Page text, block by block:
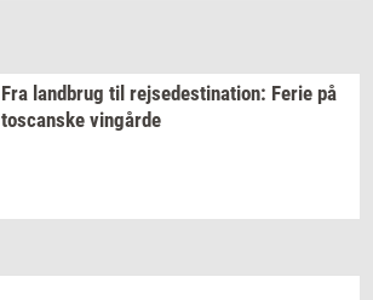
Fra land­brug til rej­se­desti­na­tion: Ferie på
toscan­ske vin­går­de